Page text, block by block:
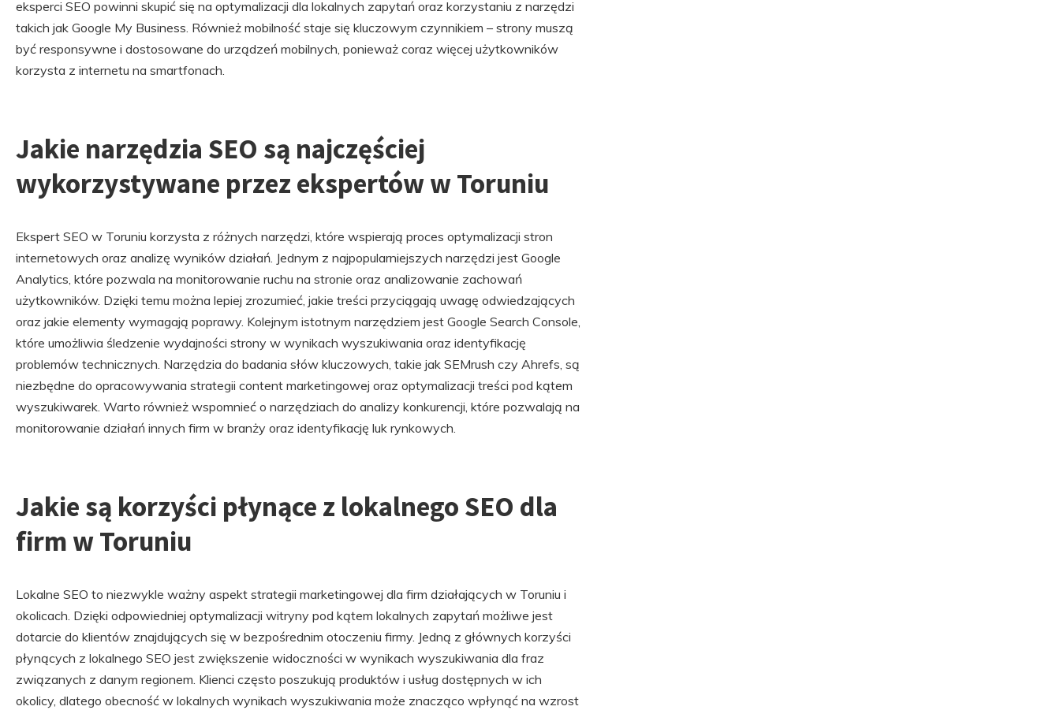
eksperci SEO powinni skupić się na optymalizacji dla lokalnych zapytań oraz korzystaniu z narzędzi
takich jak Google My Business. Również mobilność staje się kluczowym czynnikiem – strony muszą
być responsywne i dostosowane do urządzeń mobilnych, ponieważ coraz więcej użytkowników
korzysta z internetu na smartfonach.
Jakie narzędzia SEO są najczęściej
wykorzystywane przez ekspertów w Toruniu
Ekspert SEO w Toruniu korzysta z różnych narzędzi, które wspierają proces optymalizacji stron
internetowych oraz analizę wyników działań. Jednym z najpopularniejszych narzędzi jest Google
Analytics, które pozwala na monitorowanie ruchu na stronie oraz analizowanie zachowań
użytkowników. Dzięki temu można lepiej zrozumieć, jakie treści przyciągają uwagę odwiedzających
oraz jakie elementy wymagają poprawy. Kolejnym istotnym narzędziem jest Google Search Console,
które umożliwia śledzenie wydajności strony w wynikach wyszukiwania oraz identyfikację
problemów technicznych. Narzędzia do badania słów kluczowych, takie jak SEMrush czy Ahrefs, są
niezbędne do opracowywania strategii content marketingowej oraz optymalizacji treści pod kątem
wyszukiwarek. Warto również wspomnieć o narzędziach do analizy konkurencji, które pozwalają na
monitorowanie działań innych firm w branży oraz identyfikację luk rynkowych.
Jakie są korzyści płynące z lokalnego SEO dla
firm w Toruniu
Lokalne SEO to niezwykle ważny aspekt strategii marketingowej dla firm działających w Toruniu i
okolicach. Dzięki odpowiedniej optymalizacji witryny pod kątem lokalnych zapytań możliwe jest
dotarcie do klientów znajdujących się w bezpośrednim otoczeniu firmy. Jedną z głównych korzyści
płynących z lokalnego SEO jest zwiększenie widoczności w wynikach wyszukiwania dla fraz
związanych z danym regionem. Klienci często poszukują produktów i usług dostępnych w ich
okolicy, dlatego obecność w lokalnych wynikach wyszukiwania może znacząco wpłynąć na wzrost